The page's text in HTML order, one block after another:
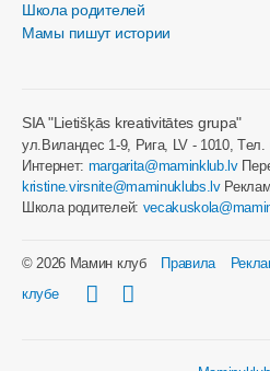
Школа родителей
Мамы пишут истории
SIA "Lietišķās kreativitātes grupa"
ул.Виландес 1-9, Рига, LV - 1010, Tел.
Интернет: margarita@maminklub.lv
kristine.virsnite@maminuklubs.lv
Школа родителей:
© 2026 Мамин клуб Правила
клубе